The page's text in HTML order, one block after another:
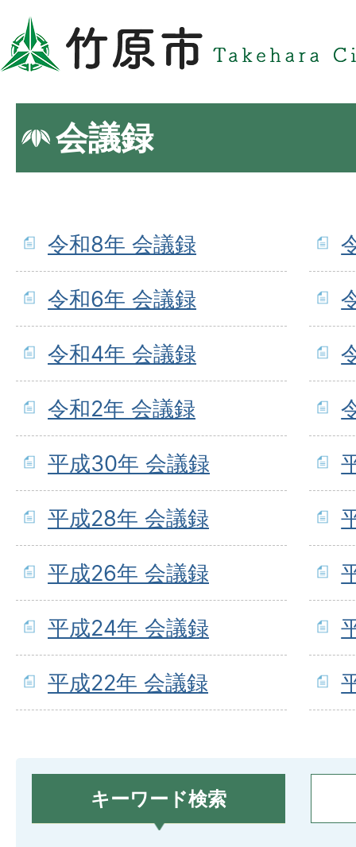
会議録
令和8年 会議録
令和6年 会議録
令和4年 会議録
令和2年 会議録
平成30年 会議録
平成28年 会議録
平成26年 会議録
平成24年 会議録
平成22年 会議録
キーワード検索